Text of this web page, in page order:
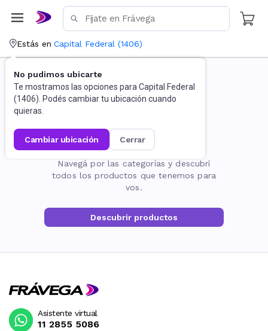
Estás en Capital Federal (1406)
No pudimos ubicarte
Te mostramos las opciones para Capital Federal
(1406). Podés cambiar tu ubicación cuando
quieras.
cambiar ubicación cerrar
La página no existe
Navegá por las categorías y descubrí
todos los productos que tenemos para
vos.
Descubrir productos
Asistente virtual
11 2855 5086